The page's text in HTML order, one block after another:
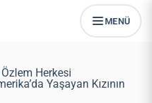
MENÜ
Herkesi
Yaşayan Kızının